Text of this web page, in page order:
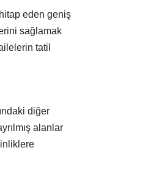
eden geniş
sağlamak
tatil
diğer
alanlar